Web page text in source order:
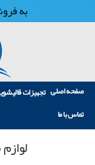
به
صفحه اصلی تجهیزات
تماس با ما